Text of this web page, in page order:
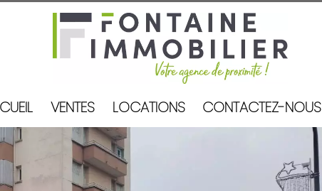
VENTES LOCATIONS CONTACTEZ-NOUS